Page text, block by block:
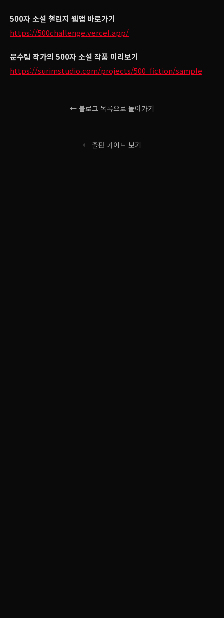
500자 소설 챌린지 웹앱 바로가기
https://500challenge.vercel.app/
문수림 작가의 500자 소설 작품 미리보기
https://surimstudio.com/projects/500_fiction/sample
← 블로그 목록으로 돌아가기
← 출판 가이드 보기